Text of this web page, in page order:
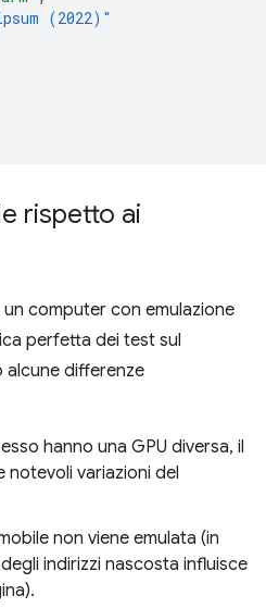
(2022)"
rispetto ai
computer con emulazione
perfetta dei test sul
alcune differenze
hanno una GPU diversa, il
variazioni del
non viene emulata (in
indirizzi nascosta influisce